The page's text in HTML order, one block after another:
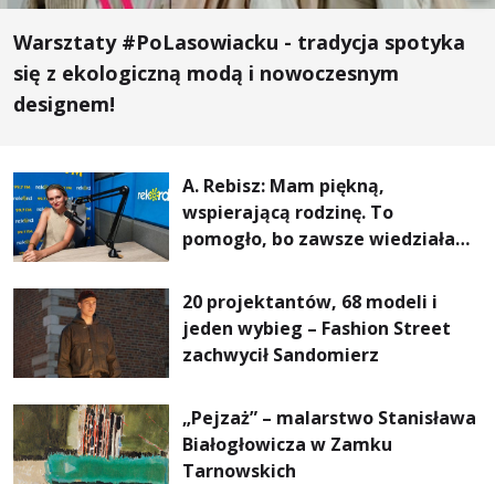
Warsztaty #PoLasowiacku - tradycja spotyka
się z ekologiczną modą i nowoczesnym
designem!
A. Rebisz: Mam piękną,
wspierającą rodzinę. To
pomogło, bo zawsze wiedziałam,
najważniejsza
20 projektantów, 68 modeli i
jeden wybieg – Fashion Street
zachwycił Sandomierz
„Pejzaż” – malarstwo Stanisława
Białogłowicza w Zamku
Tarnowskich